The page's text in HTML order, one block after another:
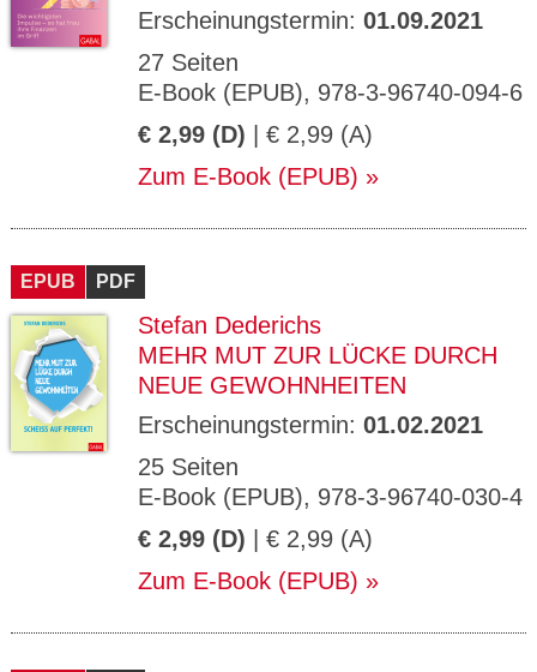
Erscheinungstermin: 01.09.2021
27 Seiten
E-Book (EPUB), 978-3-96740-094-6
€ 2,99 (D) | € 2,99 (A)
Zum E-Book (EPUB)
EPUB PDF
Stefan Dederichs
MEHR MUT ZUR LÜCKE DURCH
NEUE GEWOHNHEITEN
Erscheinungstermin: 01.02.2021
25 Seiten
E-Book (EPUB), 978-3-96740-030-4
€ 2,99 (D) | € 2,99 (A)
Zum E-Book (EPUB)